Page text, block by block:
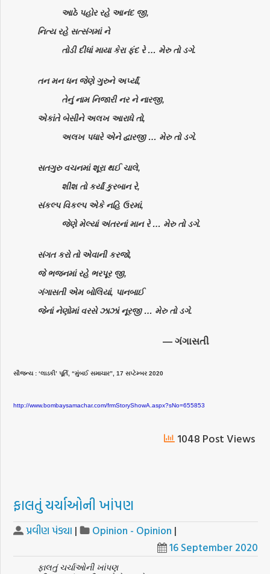
આઠે પહોર રહે આનંદ જી,
નિત્ય રહે સત્સંગમાં ને
તોડી દીધાં માયા કેરા ફંદ રે … મેરુ તો ડગે.
તન મન ધન જેણે ગુરુને અર્પ્યાં,
તેનું નામ નિજારી નર ને નારજી,
એકાંતે બેસીને અલખ આરાધે તો,
અલખ પધારે એને દ્વારજી … મેરુ તો ડગે.
સતગુરુ વચનમાં શૂરા થઈ ચાલે,
શીશ તો કર્યાં કુરબાન રે,
સંકલ્પ વિકલ્પ એકે નહિ ઉરમાં,
જેણે મેલ્યાં અંતરનાં માન રે … મેરુ તો ડગે.
સંગત કરો તો એવાની કરજો,
જે ભજનમાં રહે ભરપૂર જી,
ગંગાસતી એમ બોલિયાં, પાનબાઈ
જેનાં નેણોમાં વરસે ઝાઝાં નૂરજી … મેરુ તો ડગે.
— ગંગાસતી
સૌજન્ય : ‘લાડકી’ પૂર્તિ, “મુંબઈ સમાચાર”, 17 સપ્ટેમ્બર 2020
http://www.bombaysamachar.com/frmStoryShowA.aspx?sNo=655853
1048 Post Views
ફાલતું ચર્ચાઓની ખાંપણ
પ્રવીણ પંડ્યા | Opinion - Opinion |
16 September 2020
ફાલતું ચર્ચાઓની ખાંપણ